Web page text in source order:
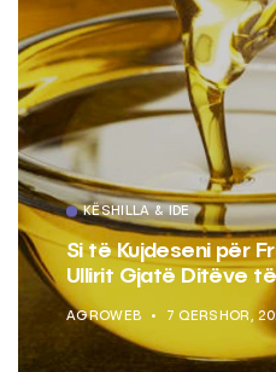
KËSHILLA & IDE
Si të Kujdeseni për
Ullirit Gjatë Ditëve
AGROWEB 7 QERSHOR,